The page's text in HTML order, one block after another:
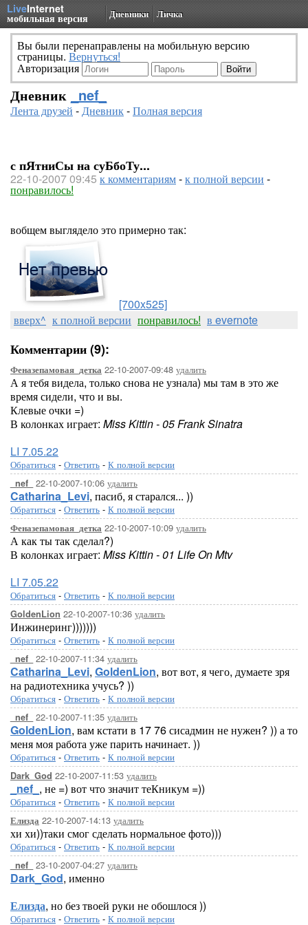
LiveInternet
мобильная версия Дневники Личка
Вы были перенаправлены на мобильную версию
страницы. Вернуться!
Авторизация
Дневник _nef_
Лента друзей -Дневник-Полная версия
с пЯтниСы на суБбоТу...
22-10-2007 09:45 к комментариям-к полной версии -
понравилось!
вобщем выглядело это примерно так:
[700x525]
вверх^ к полной версии понравилось! в evernote
Комментарии (9):
Феназепамовая_детка 22-10-2007-09:48 удалить
А я тебя видела, только снова не узнала) мы там в это же
время сидели, что и вы.
Клевые очки =)
В колонках играет: Miss Kittin - 05 Frank Sinatra
LI 7.05.22
Обратиться - Ответить - К полной версии
_nef_ 22-10-2007-10:06 удалить
Catharina_Levi, пасиб, я старался... ))
Обратиться - Ответить - К полной версии
Феназепамовая_детка 22-10-2007-10:09 удалить
А как ты так сделал?)
В колонках играет: Miss Kittin - 01 Life On Mtv
LI 7.05.22
Обратиться - Ответить - К полной версии
GoldenLion 22-10-2007-10:36 удалить
Инжинеринг)))))))
Обратиться - Ответить - К полной версии
_nef_ 22-10-2007-11:34 удалить
Catharina_Levi, GoldenLion, вот вот, я чего, думаете зря
на радиотехника учусь? ))
Обратиться - Ответить - К полной версии
_nef_ 22-10-2007-11:35 удалить
GoldenLion, вам кстати в 17 76 сисадмин не нужен? )) а то
меня моя работа уже парить начинает. ))
Обратиться - Ответить - К полной версии
Dark_God 22-10-2007-11:53 удалить
_nef_ , не =) вот что значит теКникум =))
Обратиться - Ответить - К полной версии
Елизда 22-10-2007-14:13 удалить
хи хи))таки смог сделать нормальное фото)))
Обратиться - Ответить - К полной версии
_nef_ 23-10-2007-04:27 удалить
Dark_God, именно
Елизда, но без твоей руки не обошлося ))
Обратиться - Ответить - К полной версии